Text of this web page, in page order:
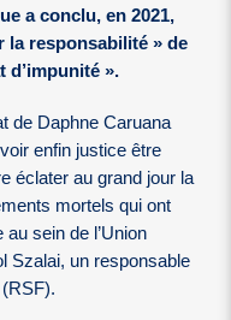
a conclu, en 2021,
la responsabilité » de
d’impunité ».
de Daphne Caruana
enfin justice être
éclater au grand jour la
mortels qui ont
au sein de l’Union
Szalai, un responsable